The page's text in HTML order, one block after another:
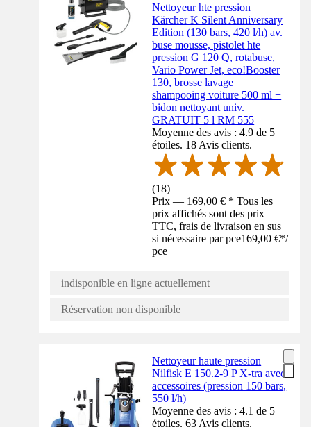
Nettoyeur hte pression
Kärcher K Silent Anniversary
Edition (130 bars, 420 l/h) av.
buse mousse, pistolet hte
pression G 120 Q, rotabuse,
Vario Power Jet, eco!Booster
130, brosse lavage
shampooing voiture 500 ml +
bidon nettoyant univ.
GRATUIT 5 l RM 555
Moyenne des avis : 4.9 de 5
étoiles. 18 Avis clients.
(18)
Prix — 169,00 € * Tous les
prix affichés sont des prix
TTC, frais de livraison en sus
si nécessaire par pce169,00 €*/
pce
indisponible en ligne actuellement
Réservation non disponible
Nettoyeur haute pression
Nilfisk E 150.2-9 P X-tra avec
accessoires (pression 150 bars,
550 l/h)
Moyenne des avis : 4.1 de 5
étoiles. 63 Avis clients.